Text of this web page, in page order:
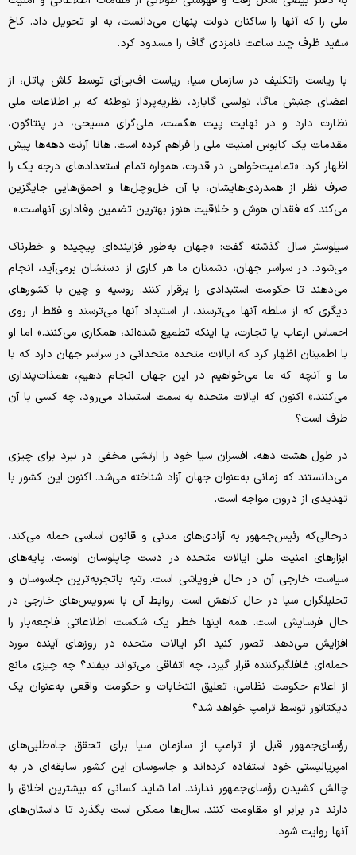
ملی را که آنها را ساکنان دولت پنهان می‌دانست، به او تحویل داد. کاخ
سفید ظرف چند ساعت نامزدی گاف را مسدود کرد.
با ریاست راتکلیف در سازمان سیا، ریاست اف‌بی‌آی توسط کاش پاتل، از
اعضای جنبش ماگا، تولسی گابارد، نظریه‌پرداز توطئه که بر اطلاعات ملی
نظارت دارد و در نهایت پیت هگست، ملی‌گرای مسیحی، در پنتاگون،
مقدمات یک کابوس امنیت ملی را فراهم کرده است. هانا آرنت دهه‌ها پیش
اظهار کرد: «تمامیت‌خواهی در قدرت، همواره تمام استعدادهای درجه یک را
صرف نظر از همدردی‌هایشان، با آن خل‌وچل‌ها و احمق‌هایی جایگزین
می‌کند که فقدان هوش و خلاقیت هنوز بهترین تضمین وفاداری آنهاست.»
سیلوستر سال گذشته گفت: «جهان به‌طور فزاینده‌ای پیچیده و خطرناک
می‌شود. در سراسر جهان، دشمنان ما هر کاری از دستشان برمی‌آید، انجام
می‌دهند تا حکومت استبدادی را برقرار کنند. روسیه و چین با کشورهای
دیگری که از سلطه آنها می‌ترسند، از استبداد آنها می‌ترسند و فقط از روی
احساس ارعاب یا تجارت، یا اینکه تطمیع شده‌اند، همکاری می‌کنند.» اما او
با اطمینان اظهار کرد که ایالات متحده متحدانی در سراسر جهان دارد که با
ما و آنچه که ما می‌خواهیم در این جهان انجام دهیم، همذات‌پنداری
می‌کنند.» اکنون که ایالات متحده به سمت استبداد می‌رود، چه کسی با آن
طرف است؟
در طول هشت دهه، افسران سیا خود را ارتشی مخفی در نبرد برای چیزی
می‌دانستند که زمانی به‌عنوان جهان آزاد شناخته می‌شد. اکنون این کشور با
تهدیدی از درون مواجه است.
درحالی‌که رئیس‌جمهور به آزادی‌های مدنی و قانون اساسی حمله می‌کند،
ابزارهای امنیت ملی ایالات متحده در دست چاپلوسان اوست. پایه‌های
سیاست خارجی آن در حال فروپاشی است. رتبه باتجربه‌ترین جاسوسان و
تحلیلگران سیا در حال کاهش است. روابط آن با سرویس‌های خارجی در
حال فرسایش است. همه اینها خطر یک شکست اطلاعاتی فاجعه‌بار را
افزایش می‌دهد. تصور کنید اگر ایالات متحده در روزهای آینده مورد
حمله‌ای غافلگیرکننده قرار گیرد، چه اتفاقی می‌تواند بیفتد؟ چه چیزی مانع
از اعلام حکومت نظامی، تعلیق انتخابات و حکومت واقعی به‌عنوان یک
دیکتاتور توسط ترامپ خواهد شد؟
رؤسای‌جمهور قبل از ترامپ از سازمان سیا برای تحقق جاه‌طلبی‌های
امپریالیستی خود استفاده کرده‌اند و جاسوسان این کشور سابقه‌ای در به
چالش کشیدن رؤسای‌جمهور ندارند. اما شاید کسانی که بیشترین اخلاق را
دارند در برابر او مقاومت کنند. سال‌ها ممکن است بگذرد تا داستان‌های
آنها روایت شود.